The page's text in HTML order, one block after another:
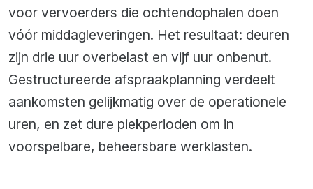
voor vervoerders die ochtendophalen doen
vóór middagleveringen. Het resultaat: deuren
zijn drie uur overbelast en vijf uur onbenut.
Gestructureerde afspraakplanning verdeelt
aankomsten gelijkmatig over de operationele
uren, en zet dure piekperioden om in
voorspelbare, beheersbare werklasten.